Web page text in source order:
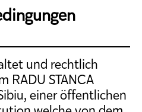
und rechtlich
RADU STANCA
einer öffentlichen